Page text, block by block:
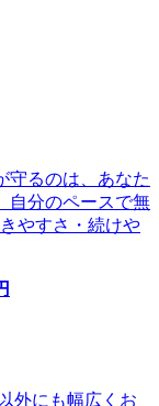
守るのは、あなた
自分のペースで無
やすさ・続けや
外にも幅広くお